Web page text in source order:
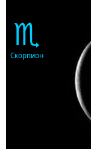
♏
Скорпион